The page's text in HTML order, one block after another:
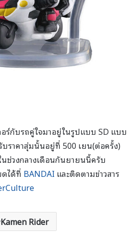
อร์กับรถคู่ใจมาอยู่ในรูปแบบ SD แบบ
ราคาสุ่มนั้นอยู่ที่ 500 เยน(ต่อครั้ง)
ช่วงกลางเดือนกันยายนนี้ครับ
ดได้ที่ BANDAI และติดตามข่าวสาร
Kamen Rider